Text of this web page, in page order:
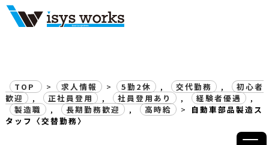
TOP > 求人情報 > 5勤2休 , 交代勤務 ,
初心者
歓迎
, 正社員登用 , 社員登用あり , 経験者優遇
,
製造職
, 長期勤務歓迎 , 高時給 >
自動車部品製造ス
タッフ〈交替勤務〉